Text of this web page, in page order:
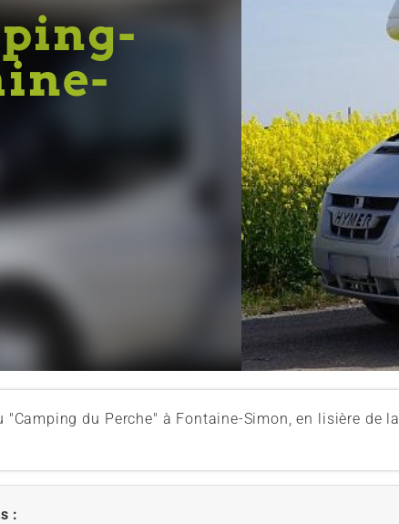
du Perche" à Fontaine-Simon, en lisière de la
: